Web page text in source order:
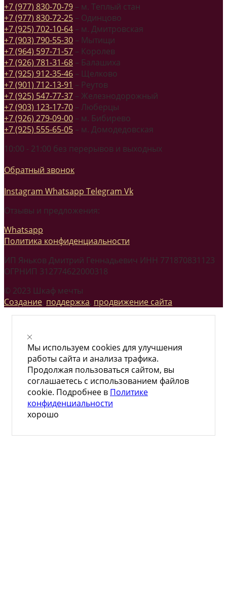
+7 (977) 830-70-79 – м. Теплый стан
+7 (977) 830-72-25 – Одинцово
+7 (925) 702-10-64 – м. Дмитровская
+7 (903) 790-55-30 – Мытищи
+7 (964) 597-71-57 – Королев
+7 (926) 781-31-68 – Балашиха
+7 (925) 912-35-46 – Щелково
+7 (901) 712-13-91 – Реутов
+7 (925) 547-77-37 – Железнодорожный
+7 (903) 123-17-70 – Люберцы
+7 (926) 279-09-00 – м. Бибирево
+7 (925) 555-65-05 – м. Домодедовская
10:00 - 21:00 без перерывов и выходных
Обратный звонок
Instagram Whatsapp Telegram Vk
Отзывы и предложения:
Whatsapp
Политика конфиденциальности
ИП Яньков Дмитрий Геннадьевич ИНН 771870831123
ОГРНИП 312774622000318
© 2023 Шкаф мечты
Создание, поддержка, продвижение сайта
Мы используем cookies для улучшения
работы сайта и анализа трафика.
Продолжая пользоваться сайтом, вы
соглашаетесь с использованием файлов
cookie. Подробнее в Политике
конфиденциальности
хорошо